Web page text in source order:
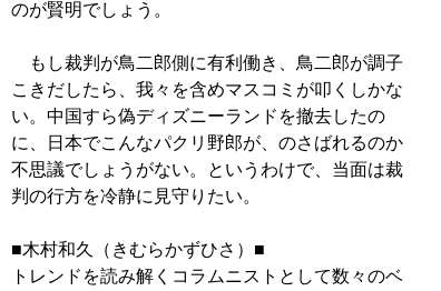
のが賢明でしょう。
もし裁判が鳥二郎側に有利働き、鳥二郎が調子
こきだしたら、我々を含めマスコミが叩くしかな
い。中国すら偽ディズニーランドを撤去したの
に、日本でこんなパクリ野郎が、のさばれるのか
不思議でしょうがない。というわけで、当面は裁
判の行方を冷静に見守りたい。
■木村和久（きむらかずひさ）■
トレンドを読み解くコラムニストとして数々のベ